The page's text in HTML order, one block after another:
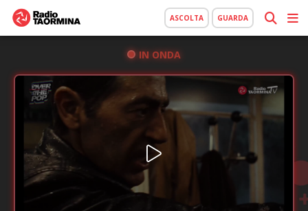
ASCOLTA GUARDA
IN ONDA